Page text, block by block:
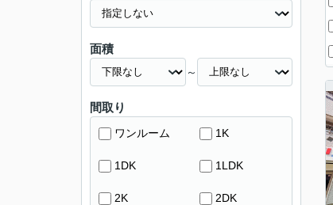
面積
～
間取り
ワンルーム 1K
1DK 1LDK
2K 2DK